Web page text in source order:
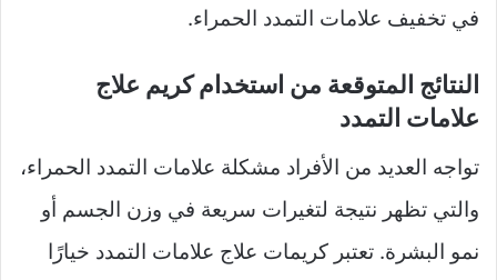
في تخفيف علامات التمدد الحمراء.
النتائج المتوقعة من استخدام كريم علاج
علامات التمدد
تواجه العديد من الأفراد مشكلة علامات التمدد الحمراء،
والتي تظهر نتيجة لتغيرات سريعة في وزن الجسم أو
نمو البشرة. تعتبر كريمات علاج علامات التمدد خيارًا